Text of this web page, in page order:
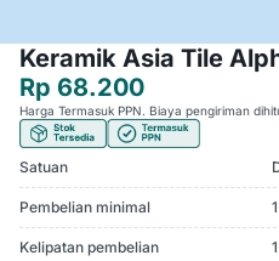
Keramik Asia Tile
Rp 68.200
Harga Termasuk PPN. Biaya pengiriman
Satuan
Pembelian minimal
Kelipatan pembelian